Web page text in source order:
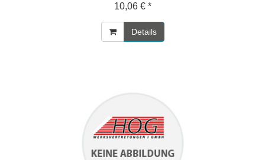
10,06 € *
Details